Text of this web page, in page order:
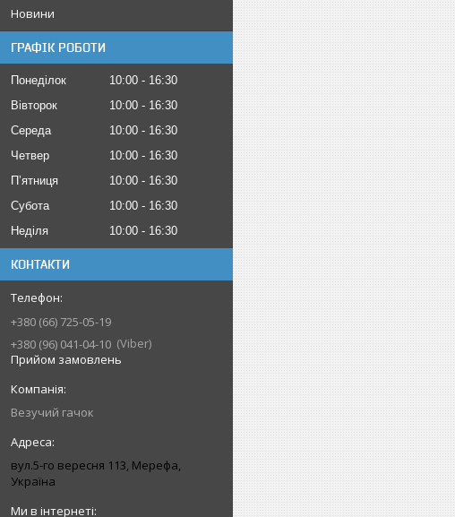
Новини
ГРАФІК РОБОТИ
Понеділок 10:00
16:30
Вівторок
10:00
16:30
Середа
10:00
16:30
Четвер
10:00
16:30
Пʼятниця
10:00
16:30
Субота
10:00
16:30
Неділя
10:00 16:30
КОНТАКТИ
+380 (66) 725-05-19
+380 (96) 041-04-10 Viber
Прийом замовлень
Везучий гачок
вул.5-го вересня 113, Мерефа,
Україна